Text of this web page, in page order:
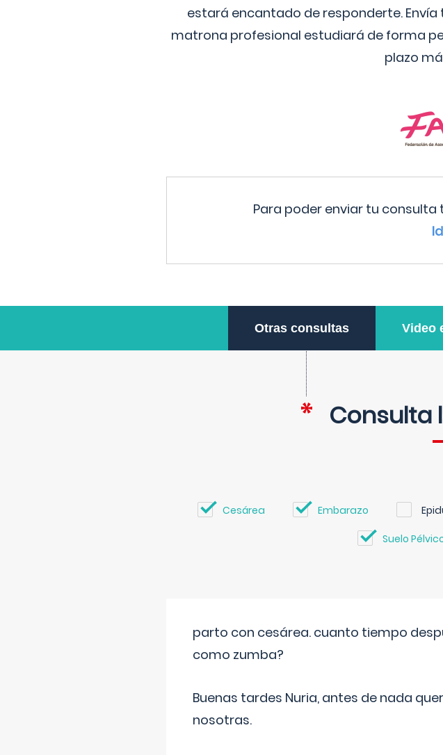
estará encantado de responderte.
matrona profesional estudiará de forma
plazo
Para poder enviar tu consulta
Otras consultas Video
Consulta
Cesárea Embarazo
Suelo
parto con cesárea. cuanto tiempo
como zumba?
Buenas tardes Nuria, antes de nada
nosotras.